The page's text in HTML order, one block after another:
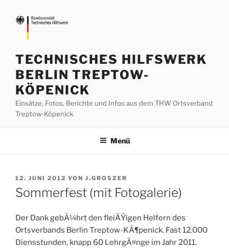
Inhalt
springen
TECHNISCHES HILFSWERK
BERLIN TREPTOW-
KÖPENICK
Einsätze, Fotos, Berichte und Infos aus dem THW Ortsverband
Treptow-Köpenick
Menü
VERÖFFENTLICHT
AM
12. JUNI 2012 VON J.GROSZER
Sommerfest (mit Fotogalerie)
Der Dank gebÃ¼hrt den fleiÃŸigen Helfern des
Ortsverbands Berlin Treptow-KÃ¶penick. Fast 12.000
Diensstunden, knapp 60 LehrgÃ¤nge im Jahr 2011.